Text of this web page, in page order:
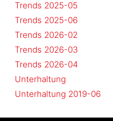
Trends 2025-05
Trends 2025-06
Trends 2026-02
Trends 2026-03
Trends 2026-04
Unterhaltung
Unterhaltung 2019-06